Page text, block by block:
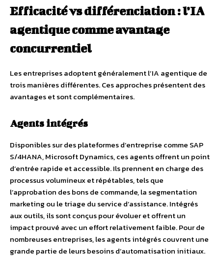
Efficacité vs différenciation : l’IA
agentique comme avantage
concurrentiel
Les entreprises adoptent généralement l’IA agentique de
trois manières différentes. Ces approches présentent des
avantages et sont complémentaires.
Agents intégrés
Disponibles sur des plateformes d’entreprise comme SAP
S/4HANA, Microsoft Dynamics, ces agents offrent un point
d’entrée rapide et accessible. Ils prennent en charge des
processus volumineux et répétables, tels que
l’approbation des bons de commande, la segmentation
marketing ou le triage du service d’assistance. Intégrés
aux outils, ils sont conçus pour évoluer et offrent un
impact prouvé avec un effort relativement faible. Pour de
nombreuses entreprises, les agents intégrés couvrent une
grande partie de leurs besoins d’automatisation initiaux.